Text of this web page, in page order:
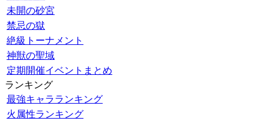
未開の砂宮
禁忌の獄
絶級トーナメント
神獣の聖域
定期開催イベントまとめ
ランキング
最強キャラランキング
火属性ランキング